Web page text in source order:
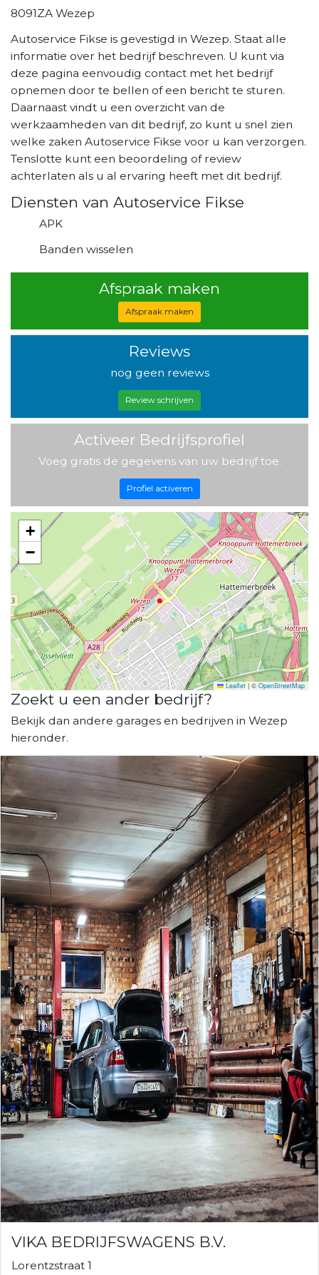
8091ZA Wezep
Autoservice Fikse is gevestigd in Wezep. Staat alle
informatie over het bedrijf beschreven. U kunt via
deze pagina eenvoudig contact met het bedrijf
opnemen door te bellen of een bericht te sturen.
Daarnaast vindt u een overzicht van de
werkzaamheden van dit bedrijf, zo kunt u snel zien
welke zaken Autoservice Fikse voor u kan verzorgen.
Tenslotte kunt een beoordeling of review
achterlaten als u al ervaring heeft met dit bedrijf.
Diensten van Autoservice Fikse
APK
Banden wisselen
Afspraak maken
Afspraak maken
Reviews
nog geen reviews
Review schrijven
Activeer Bedrijfsprofiel
Voeg gratis de gegevens van uw bedrijf toe.
Profiel activeren
+
−
Leaflet | © OpenStreetMap
Zoekt u een ander bedrijf?
Bekijk dan andere garages en bedrijven in Wezep
hieronder.
VIKA BEDRIJFSWAGENS B.V.
Lorentzstraat 1